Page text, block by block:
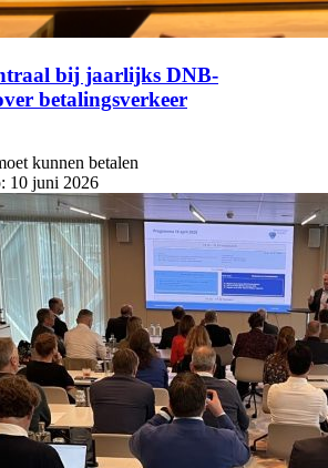
bij jaarlijks DNB-
betalingsverkeer
kunnen betalen
10 juni 2026